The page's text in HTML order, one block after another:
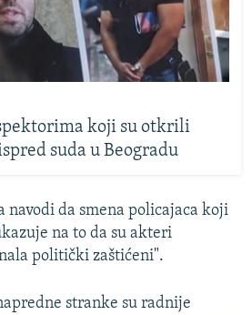
koji su otkrili
suda u Beogradu
navodi da smena policajaca koji
na to da su akteri
politički zaštićeni".
stranke su radnije